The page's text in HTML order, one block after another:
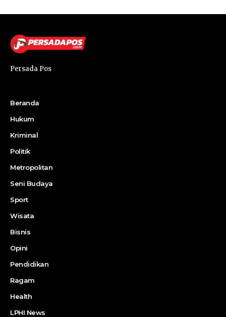
Persada Pos
Beranda
Hukum
Kriminal
Politik
Metropolitan
Seni Budaya
Sport
Wisata
Bisnis
Opini
Pendidikan
Ragam
Health
LPHI News